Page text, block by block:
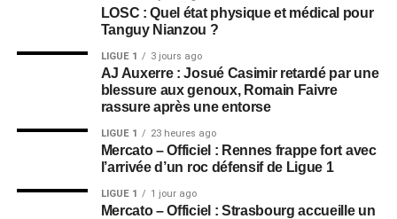
LOSC : Quel état physique et médical pour
Tanguy Nianzou ?
LIGUE 1 3 jours ago
AJ Auxerre : Josué Casimir retardé par une
blessure aux genoux, Romain Faivre
rassure après une entorse
LIGUE 1 23 heures ago
Mercato – Officiel : Rennes frappe fort avec
l’arrivée d’un roc défensif de Ligue 1
LIGUE 1 1 jour ago
Mercato – Officiel : Strasbourg accueille un